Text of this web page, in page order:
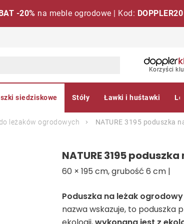
-20% na meble ogrodowe | Kod: DOPPLER20
Korzyści
siedziskowe Stóły Ławki i huśtawki
leżaków ogrodowych NATURE 3195 poduszka
NATURE 3195
60 × 195 cm, grubość 6 cm |
Poduszka na leżak ogrodowy
nazwa wskazuje, to poduszka